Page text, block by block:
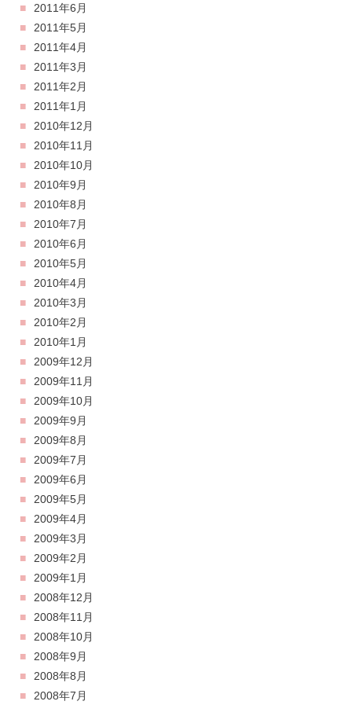
2011年6月
2011年5月
2011年4月
2011年3月
2011年2月
2011年1月
2010年12月
2010年11月
2010年10月
2010年9月
2010年8月
2010年7月
2010年6月
2010年5月
2010年4月
2010年3月
2010年2月
2010年1月
2009年12月
2009年11月
2009年10月
2009年9月
2009年8月
2009年7月
2009年6月
2009年5月
2009年4月
2009年3月
2009年2月
2009年1月
2008年12月
2008年11月
2008年10月
2008年9月
2008年8月
2008年7月